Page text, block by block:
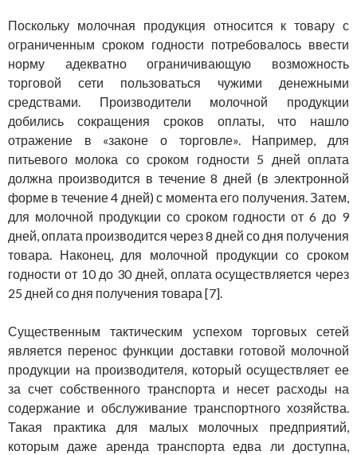
Поскольку молочная продукция относится к товару с
ограниченным сроком годности потребовалось ввести
норму адекватно ограничивающую возможность
торговой сети пользоваться чужими денежными
средствами. Производители молочной продукции
добились сокращения сроков оплаты, что нашло
отражение в «законе о торговле». Например, для
питьевого молока со сроком годности 5 дней оплата
должна производится в течение 8 дней (в электронной
форме в течение 4 дней) с момента его получения. Затем,
для молочной продукции со сроком годности от 6 до 9
дней, оплата производится через 8 дней со дня получения
товара. Наконец, для молочной продукции со сроком
годности от 10 до 30 дней, оплата осуществляется через
25 дней со дня получения товара [7].
Существенным тактическим успехом торговых сетей
является перенос функции доставки готовой молочной
продукции на производителя, который осуществляет ее
за счет собственного транспорта и несет расходы на
содержание и обслуживание транспортного хозяйства.
Такая практика для малых молочных предприятий,
которым даже аренда транспорта едва ли доступна,